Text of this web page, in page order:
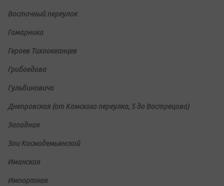
Восточный переулок
Гамарника
Героев Тихоокеанцев
Грибоедова
Гульбиновича
Днепровская (от Камского переулка, 5 до Вострецова)
Западная
Зои Космодемьянской
Иманская
Импортная